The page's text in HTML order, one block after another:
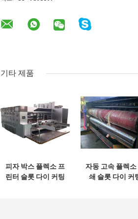
기타 제품
피자 박스 플렉소 프
린터 슬롯 다이 커팅
자동 고속 플렉소
쇄 슬롯 다이 커